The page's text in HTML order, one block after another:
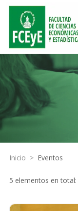
Inicio > Eventos
5 elementos en total: